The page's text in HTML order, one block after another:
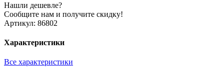
Нашли дешевле?
Сообщите нам и получите скидку!
Артикул: 86802
Характеристики
Все характеристики